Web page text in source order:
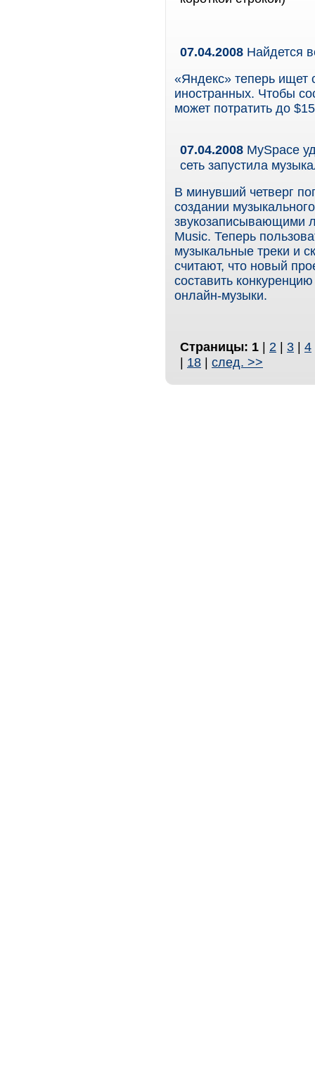
07.04.2008 Найдется
«Яндекс» теперь ищет
иностранных. Чтобы
может потратить до
07.04.2008 MySpace
сеть запустила
В минувший четверг
создании
звукозаписывающими
Music. Теперь
музыкальные треки и
считают, что новый
составить
онлайн-музыки.
Страницы: 1 | 2 | 3 | 4
| 18 | след. >>